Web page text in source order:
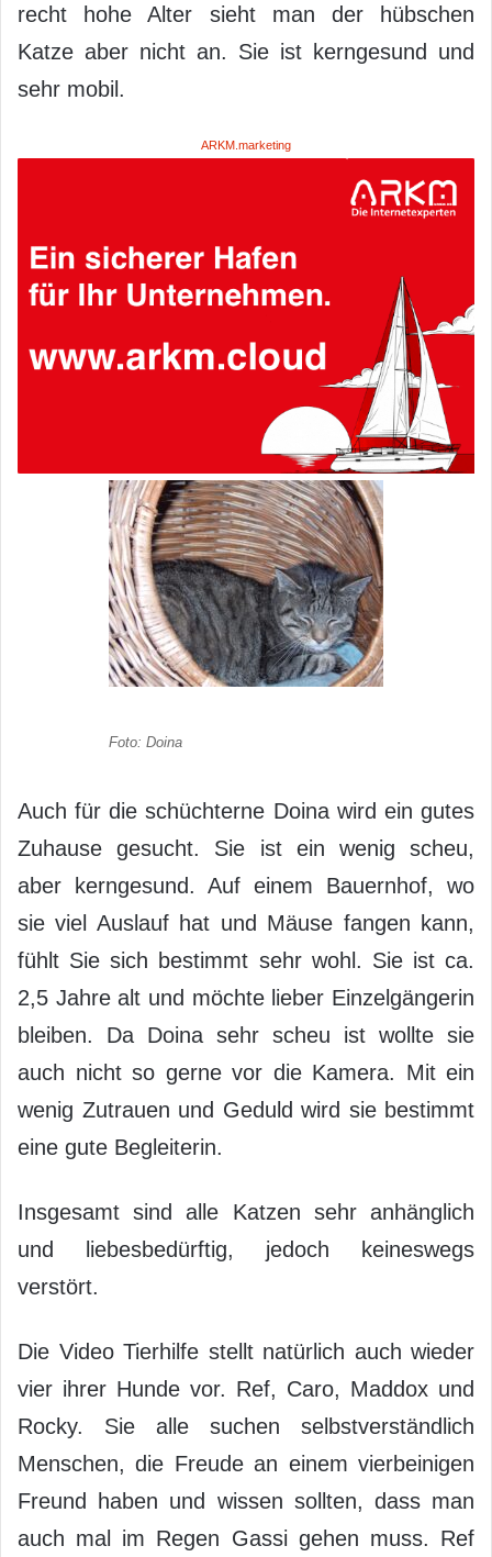
recht hohe Alter sieht man der hübschen
Katze aber nicht an. Sie ist kerngesund und
sehr mobil.
ARKM.marketing
Foto: Doina
Auch für die schüchterne Doina wird ein gutes
Zuhause gesucht. Sie ist ein wenig scheu,
aber kerngesund. Auf einem Bauernhof, wo
sie viel Auslauf hat und Mäuse fangen kann,
fühlt Sie sich bestimmt sehr wohl. Sie ist ca.
2,5 Jahre alt und möchte lieber Einzelgängerin
bleiben. Da Doina sehr scheu ist wollte sie
auch nicht so gerne vor die Kamera. Mit ein
wenig Zutrauen und Geduld wird sie bestimmt
eine gute Begleiterin.
Insgesamt sind alle Katzen sehr anhänglich
und liebesbedürftig, jedoch keineswegs
verstört.
Die Video Tierhilfe stellt natürlich auch wieder
vier ihrer Hunde vor. Ref, Caro, Maddox und
Rocky. Sie alle suchen selbstverständlich
Menschen, die Freude an einem vierbeinigen
Freund haben und wissen sollten, dass man
auch mal im Regen Gassi gehen muss. Ref